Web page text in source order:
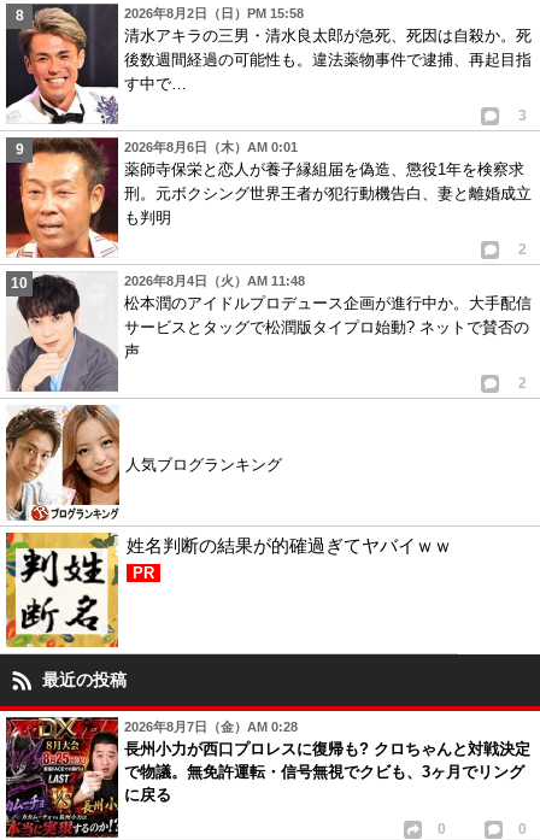
2026年8月2日（日）PM 15:58
清水アキラの三男・清水良太郎が急死、死因は自殺か。死
後数週間経過の可能性も。違法薬物事件で逮捕、再起目指
す中で…
3
2026年8月6日（木）AM 0:01
薬師寺保栄と恋人が養子縁組届を偽造、懲役1年を検察求
刑。元ボクシング世界王者が犯行動機告白、妻と離婚成立
も判明
2
2026年8月4日（火）AM 11:48
松本潤のアイドルプロデュース企画が進行中か。大手配信
サービスとタッグで松潤版タイプロ始動? ネットで賛否の
声
2
人気ブログランキング
姓名判断の結果が的確過ぎてヤバイｗｗ
PR
最近の投稿
2026年8月7日（金）AM 0:28
長州小力が西口プロレスに復帰も? クロちゃんと対戦決定
で物議。無免許運転・信号無視でクビも、3ヶ月でリング
に戻る
0 0